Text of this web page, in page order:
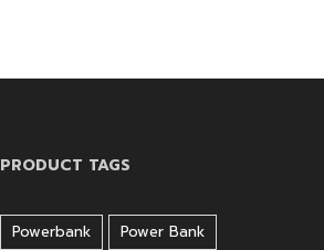
PRODUCT TAGS
Powerbank
Power Bank